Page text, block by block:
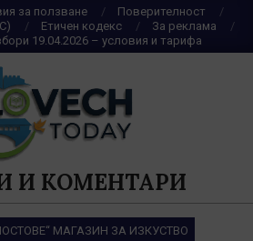
за ползване
Поверителност
Етичен кодекс
За реклама
19.04.2026 – условия и тарифа
И КОМЕНТАРИ
МАГАЗИН ЗА ИЗКУСТВО